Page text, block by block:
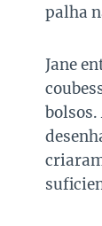
palha
Jane